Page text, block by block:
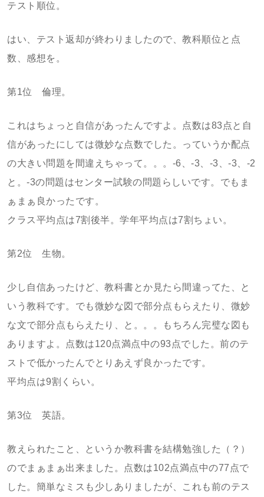
テスト順位。
はい、テスト返却が終わりましたので、教科順位と点
数、感想を。
第1位 倫理。
これはちょっと自信があったんですよ。点数は83点と自
信があったにしては微妙な点数でした。っていうか配点
の大きい問題を間違えちゃって。。。-6、-3、-3、-3、-2
と。-3の問題はセンター試験の問題らしいです。でもま
ぁまぁ良かったです。
クラス平均点は7割後半。学年平均点は7割ちょい。
第2位 生物。
少し自信あったけど、教科書とか見たら間違ってた、と
いう教科です。でも微妙な図で部分点もらえたり、微妙
な文で部分点もらえたり、と。。。もちろん完璧な図も
ありますよ。点数は120点満点中の93点でした。前のテ
ストで低かったんでとりあえず良かったです。
平均点は9割くらい。
第3位 英語。
教えられたこと、というか教科書を結構勉強した（？）
のでまぁまぁ出来ました。点数は102点満点中の77点で
した。簡単なミスも少しありましたが、これも前のテス